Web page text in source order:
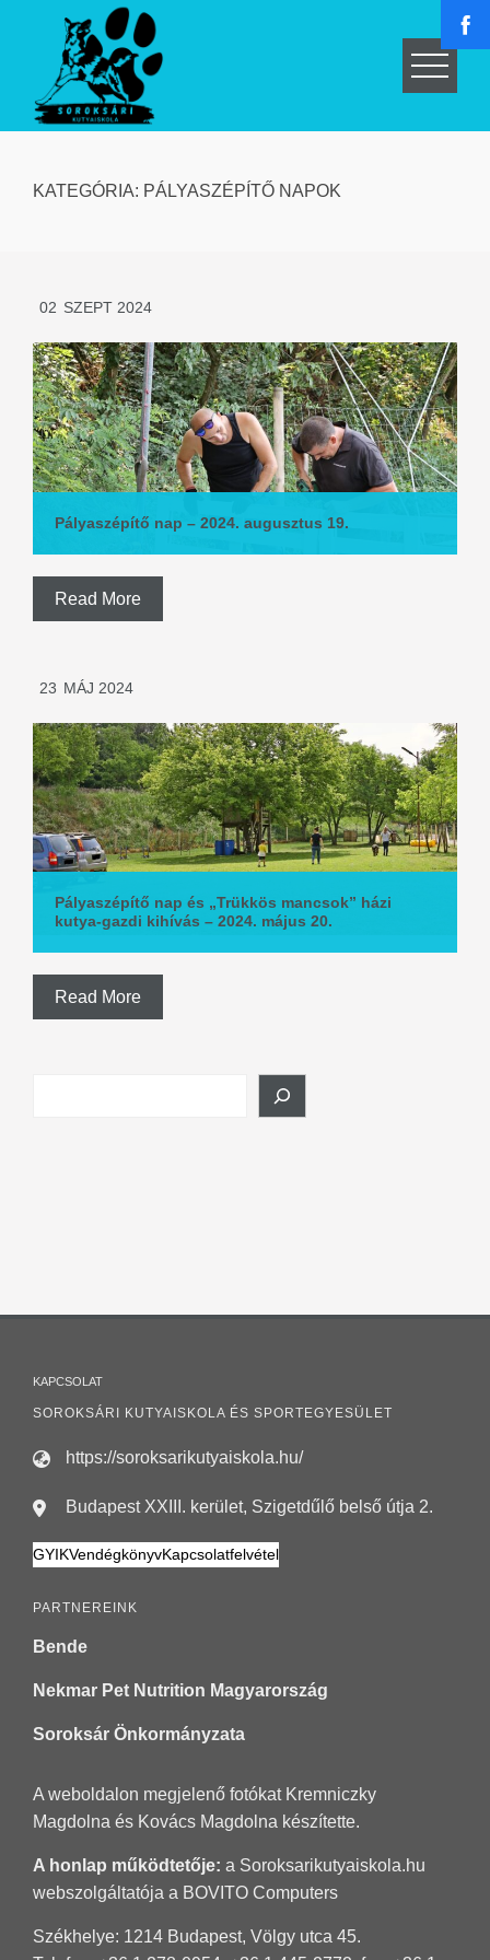
KATEGÓRIA: PÁLYASZÉPÍTŐ NAPOK
02 SZEPT 2024
Pályaszépítő nap – 2024. augusztus 19.
Read More
23 MÁJ 2024
Pályaszépítő nap és „Trükkös mancsok” házi
kutya-gazdi kihívás – 2024. május 20.
Read More
KAPCSOLAT
SOROKSÁRI KUTYAISKOLA ÉS SPORTEGYESÜLET
https://soroksarikutyaiskola.hu/
Budapest XXIII. kerület, Szigetdűlő belső útja 2.
GYIKVendégkönyvKapcsolatfelvétel
PARTNEREINK
Bende
Nekmar Pet Nutrition Magyarország
Soroksár Önkormányzata
A weboldalon megjelenő fotókat Kremniczky
Magdolna és Kovács Magdolna készítette.
A honlap működtetője: a Soroksarikutyaiskola.hu
webszolgáltatója a BOVITO Computers
Székhelye: 1214 Budapest, Völgy utca 45.